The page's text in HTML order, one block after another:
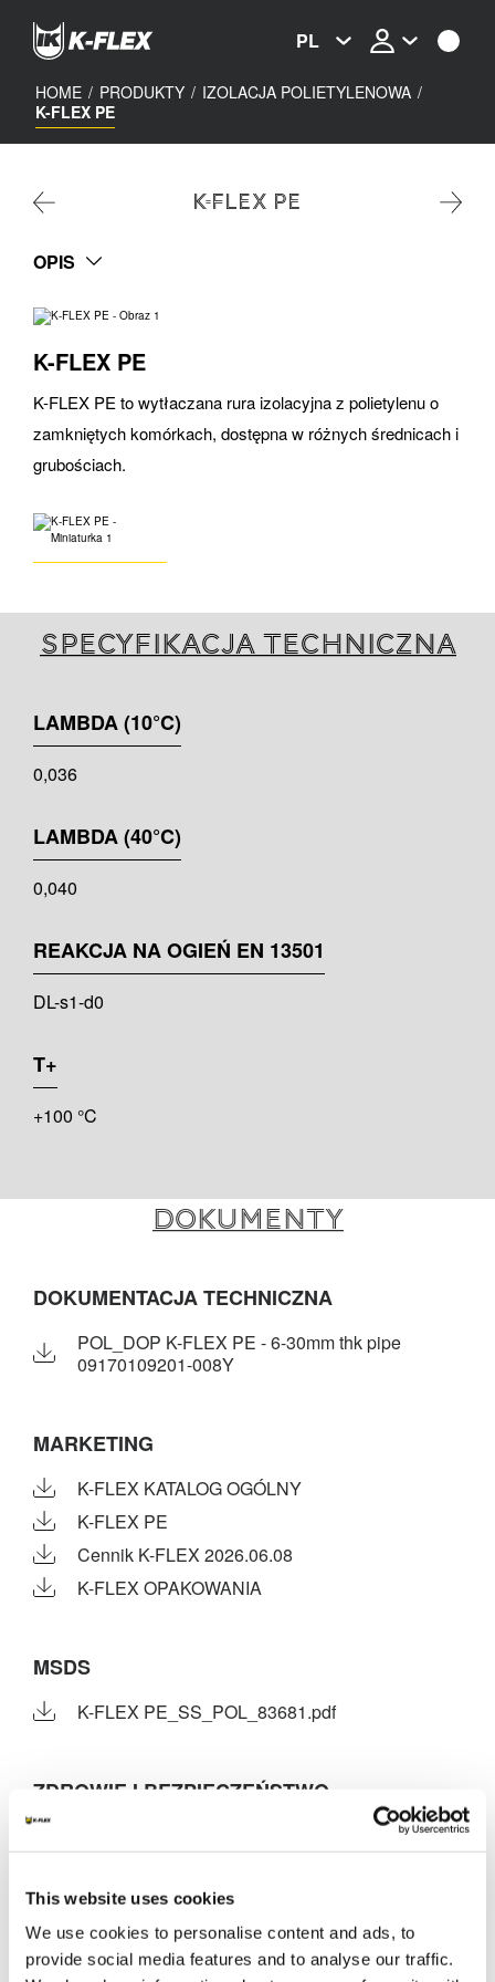
This website uses cookies
We use cookies to personalise content and ads, to
provide social media features and to analyse our traffic.
content
PL
HOME / PRODUKTY / IZOLACJA POLIETYLENOWA /
K-FLEX PE
K-FLEX PE
OPIS
K-FLEX PE
K-FLEX PE to wytłaczana rura izolacyjna z polietylenu o
zamkniętych komórkach, dostępna w różnych średnicach i
grubościach.
Specyfikacja techniczna
LAMBDA (10°C)
0,036
LAMBDA (40°C)
0,040
REAKCJA NA OGIEŃ EN 13501
DL-s1-d0
T+
+100 °C
Dokumenty
DOKUMENTACJA TECHNICZNA
POL_DOP K-FLEX PE - 6-30mm thk pipe
09170109201-008Y
MARKETING
K-FLEX KATALOG OGÓLNY
K-FLEX PE
Cennik K-FLEX 2026.06.08
K-FLEX OPAKOWANIA
MSDS
K-FLEX PE_SS_POL_83681.pdf
ZDROWIE I BEZPIECZEŃSTWO
QUADRO | ISOL PE | K-FLEX PE | K-FLEX PE
RECTANGULAR | K-FLEX EDGE STRIP | K-
FLEX XPE ALU | K-FLEX PE PLUS - GDANSKI
UNIWERSYTET MEDYCZNY - Internal method
Health & Safety - Approvals - Various - Hygienic